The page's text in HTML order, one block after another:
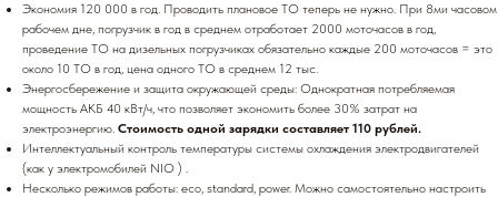
Экономия 120 000 в год. Проводить плановое ТО теперь не нужно. При 8ми часовом
рабочем дне, погрузчик в год в среднем отработает 2000 моточасов в год,
проведение ТО на дизельных погрузчиках обязательно каждые 200 моточасов = это
около 10 ТО в год, цена одного ТО в среднем 12 тыс.
Энергосбережение и защита окружающей среды: Однократная потребляемая
мощность АКБ 40 кВт/ч, что позволяет экономить более 30% затрат на
электроэнергию. Стоимость одной зарядки составляет 110 рублей.
Интеллектуальный контроль температуры системы охлаждения электродвигателей
(как у электромобилей NIO ) .
Несколько режимов работы: eco, standard, power. Можно самостоятельно настроить